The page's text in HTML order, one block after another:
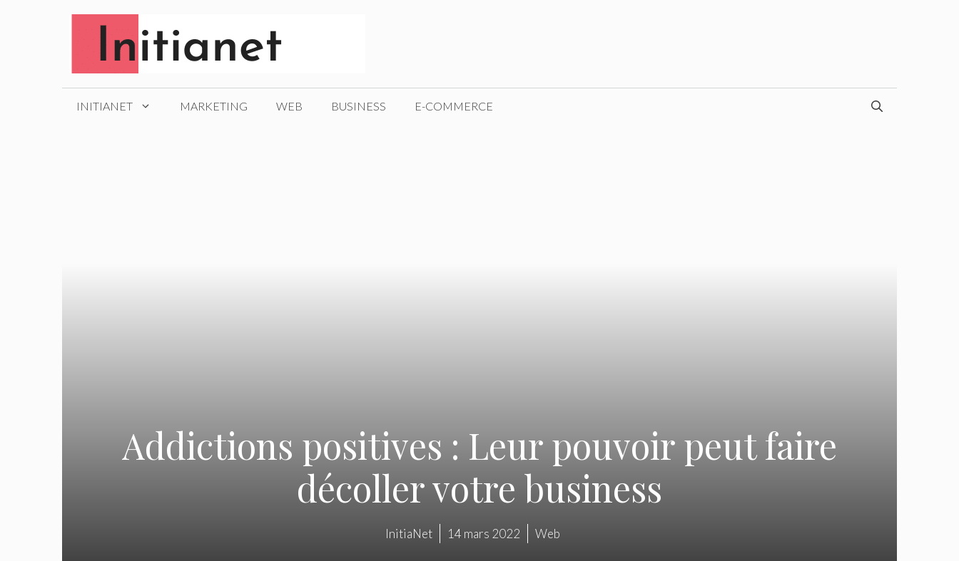
INITIANET MARKETING WEB BUSINESS E-COMMERCE
Addictions positives : Leur pouvoir peut faire
décoller votre business
InitiaNet 14 mars 2022 Web